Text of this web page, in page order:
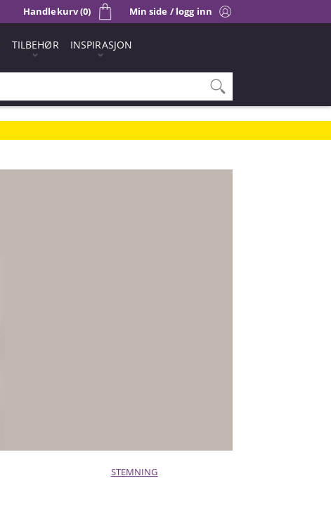
Min side / logg inn
Handlekurv (0)
TILBEHØR INSPIRASJON
STEMNING